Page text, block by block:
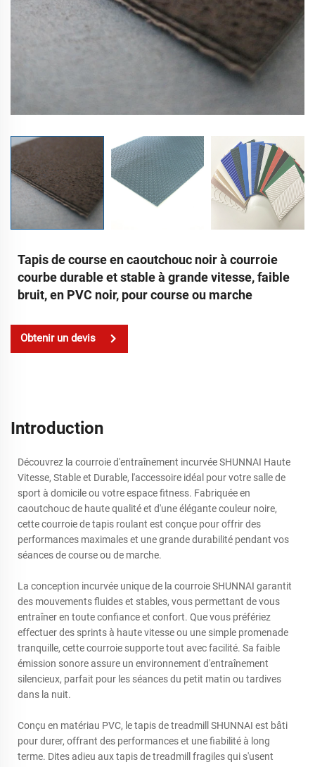
Tapis de course en caoutchouc noir à courroie
courbe durable et stable à grande vitesse, faible
bruit, en PVC noir, pour course ou marche
Obtenir un devis
Introduction
Découvrez la courroie d'entraînement incurvée SHUNNAI Haute
Vitesse, Stable et Durable, l'accessoire idéal pour votre salle de
sport à domicile ou votre espace fitness. Fabriquée en
caoutchouc de haute qualité et d'une élégante couleur noire,
cette courroie de tapis roulant est conçue pour offrir des
performances maximales et une grande durabilité pendant vos
séances de course ou de marche.
La conception incurvée unique de la courroie SHUNNAI garantit
des mouvements fluides et stables, vous permettant de vous
entraîner en toute confiance et confort. Que vous préfériez
effectuer des sprints à haute vitesse ou une simple promenade
tranquille, cette courroie supporte tout avec facilité. Sa faible
émission sonore assure un environnement d'entraînement
silencieux, parfait pour les séances du petit matin ou tardives
dans la nuit.
Conçu en matériau PVC, le tapis de treadmill SHUNNAI est bâti
pour durer, offrant des performances et une fiabilité à long
terme. Dites adieu aux tapis de treadmill fragiles qui s'usent